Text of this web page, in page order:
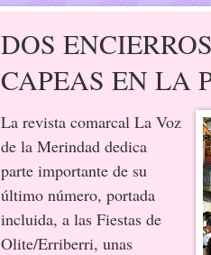
DOS
CAPEAS EN LA
La revista comarcal La Voz
de la Merindad dedica
parte importante de su
último número, portada
incluida, a las Fiestas de
Olite/Erriberri, unas